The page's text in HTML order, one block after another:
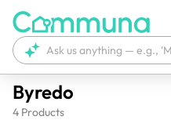
Byredo
4 Products